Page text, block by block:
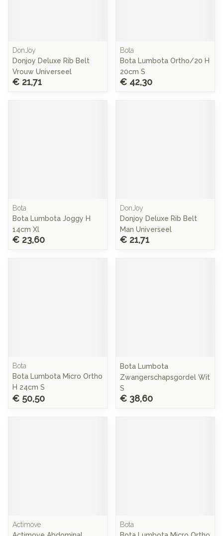
DonJoy
Donjoy Deluxe Rib Belt
Vrouw Universeel
€ 21,71
Bota
Bota Lumbota Ortho/20 H
20cm S
€ 42,30
Bota
Bota Lumbota Joggy H
14cm Xl
€ 23,60
DonJoy
Donjoy Deluxe Rib Belt
Man Universeel
€ 21,71
Bota
Bota Lumbota Micro Ortho
H 24cm S
€ 50,50
Bota Lumbota
Zwangerschapsgordel Wit
S
€ 38,60
Actimove
Bota